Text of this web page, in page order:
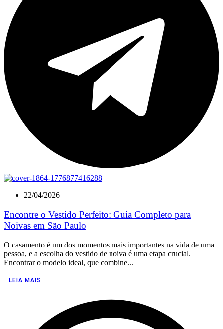
22/04/2026
Encontre o Vestido Perfeito: Guia Completo para
Noivas em São Paulo
O casamento é um dos momentos mais importantes na vida de uma
pessoa, e a escolha do vestido de noiva é uma etapa crucial.
Encontrar o modelo ideal, que combine...
LEIA MAIS